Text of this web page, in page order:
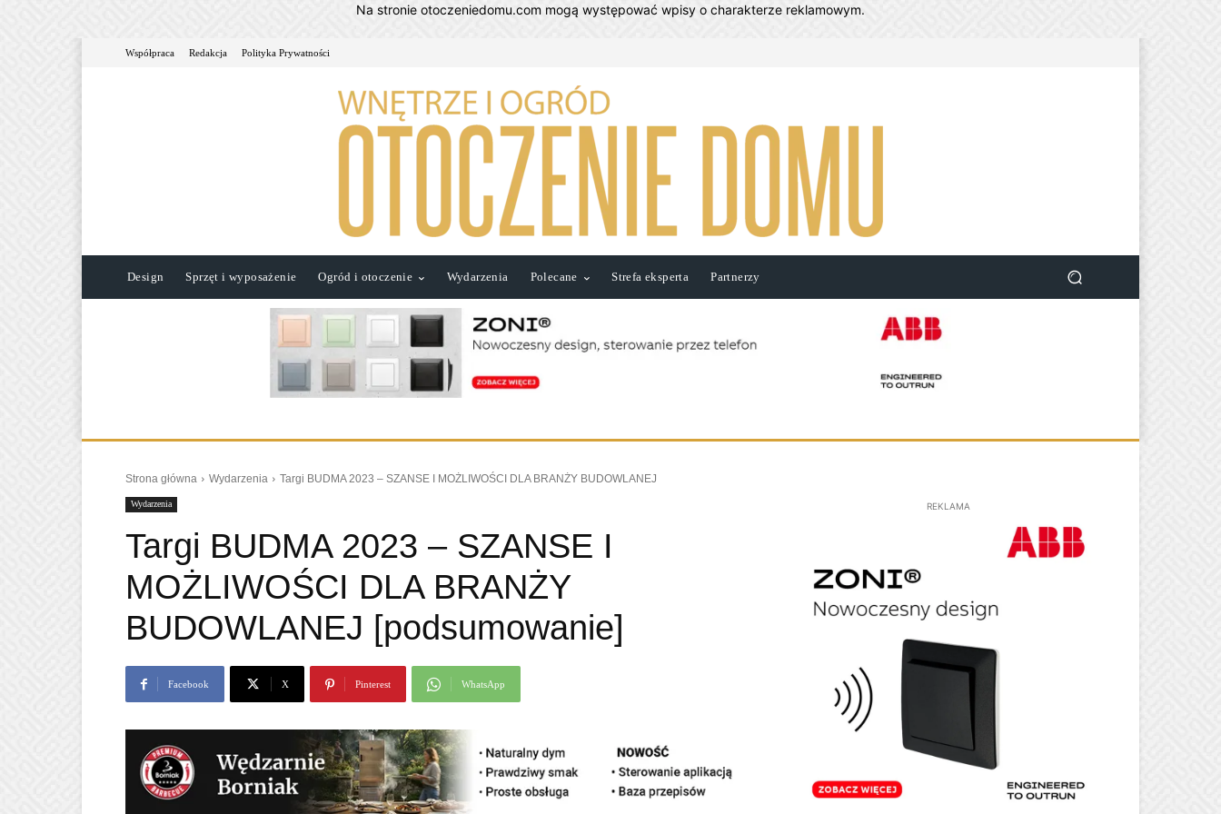
Na stronie otoczeniedomu.com mogą występować wpisy o charakterze reklamowym.
Współpraca Redakcja Polityka Prywatności
Design Sprzęt i wyposażenie Ogród i otoczenie Wydarzenia Polecane Strefa eksperta Partnerzy
Strona główna Wydarzenia Targi BUDMA 2023 – SZANSE I MOŻLIWOŚCI DLA BRANŻY BUDOWLANEJ
Wydarzenia
Targi BUDMA 2023 – SZANSE I
MOŻLIWOŚCI DLA BRANŻY
BUDOWLANEJ [podsumowanie]
Facebook X Pinterest WhatsApp
REKLAMA